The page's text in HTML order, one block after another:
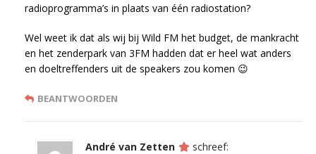
radioprogramma’s in plaats van één radiostation?
Wel weet ik dat als wij bij Wild FM het budget, de mankracht
en het zenderpark van 3FM hadden dat er heel wat anders
en doeltreffenders uit de speakers zou komen 😉
BEANTWOORDEN
André van Zetten schreef: